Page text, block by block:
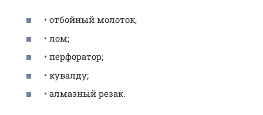
• отбойный молоток,
• лом;
• перфоратор;
• кувалду;
• алмазный резак.